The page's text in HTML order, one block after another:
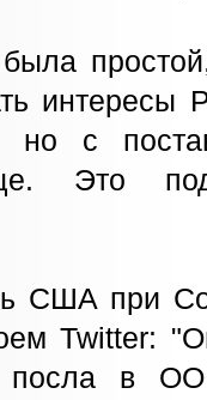
интересы
с
Это
США при
Twitter:
посла в